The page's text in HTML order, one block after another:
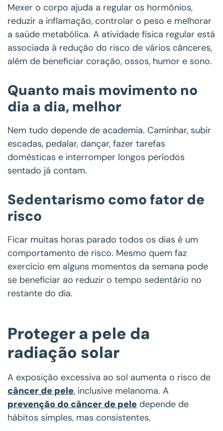
Mexer o corpo ajuda a regular os hormônios,
reduzir a inflamação, controlar o peso e melhorar
a saúde metabólica. A atividade física regular está
associada à redução do risco de vários cânceres,
além de beneficiar coração, ossos, humor e sono.
Quanto mais movimento no
dia a dia, melhor
Nem tudo depende de academia. Caminhar, subir
escadas, pedalar, dançar, fazer tarefas
domésticas e interromper longos períodos
sentado já contam.
Sedentarismo como fator de
risco
Ficar muitas horas parado todos os dias é um
comportamento de risco. Mesmo quem faz
exercício em alguns momentos da semana pode
se beneficiar ao reduzir o tempo sedentário no
restante do dia.
Proteger a pele da
radiação solar
A exposição excessiva ao sol aumenta o risco de
câncer de pele, inclusive melanoma. A
prevenção do câncer de pele depende de
hábitos simples, mas consistentes.